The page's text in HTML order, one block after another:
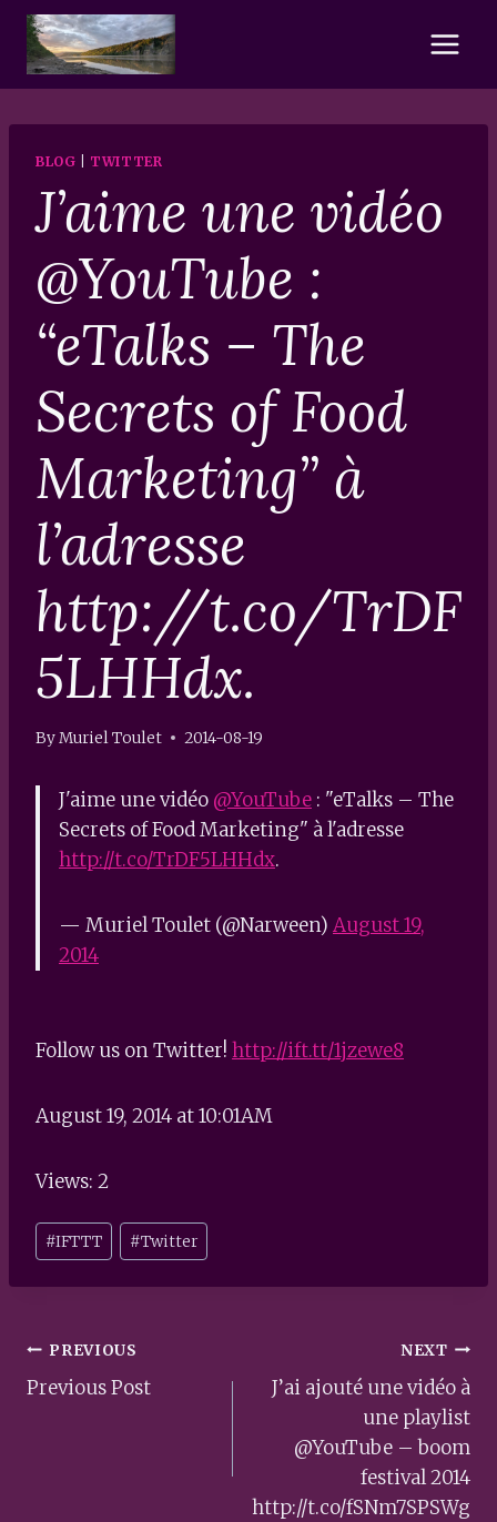
Skip
content
BLOG TWITTER
J’aime une vidéo
@YouTube :
“eTalks – The
Secrets of Food
Marketing” à
l’adresse
http://t.co/TrDF
5LHHdx.
ByMuriel Toulet 2014-08-19
J'aime une vidéo @YouTube : "eTalks – The
Secrets of Food Marketing" à l'adresse
http://t.co/TrDF5LHHdx.
— Muriel Toulet (@Narween) August 19,
2014
Follow us on Twitter! http://ift.tt/1jzewe8
August 19, 2014 at 10:01AM
Views: 2
Post
Tags:
#IFTTT #Twitter
Post
navigation
PREVIOUS
Previous Post
NEXT
J’ai ajouté une vidéo à
une playlist
@YouTube – boom
festival 2014
http://t.co/fSNm7SPSWg